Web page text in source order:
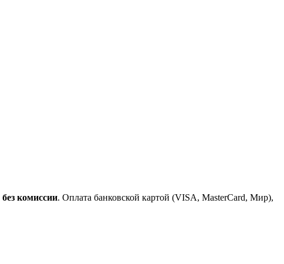
без комиссии. Оплата банковской картой (VISA, MasterCard, Мир),